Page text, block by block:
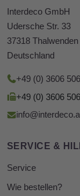
Interdeco GmbH
Udersche Str. 33
37318 Thalwenden
Deutschland
+49 (0) 3606
+49 (0) 3606
SERVICE &
Service
Wie bestellen?